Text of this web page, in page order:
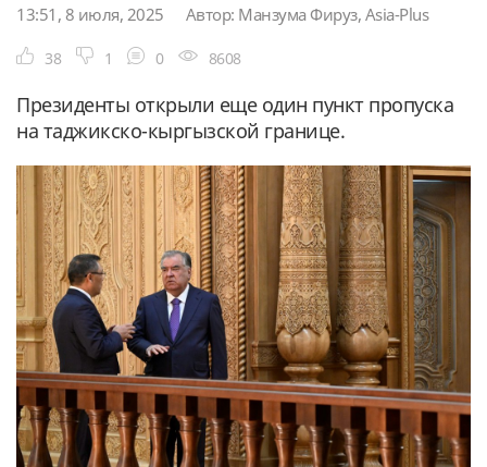
13:51, 8 июля, 2025 Автор: Манзума Фируз, Asia-Plus
38 1 0 8608
Президенты открыли еще один пункт пропуска
на таджикско-кыргызской границе.